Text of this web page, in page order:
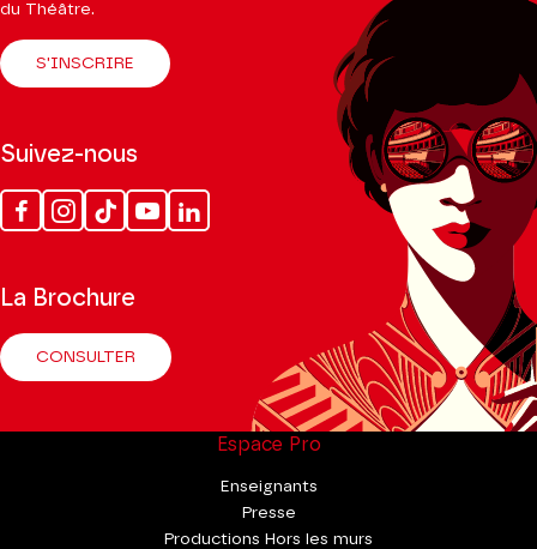
du Théâtre.
S'INSCRIRE
Suivez-nous
FacebookInstagram
Tik
Tok
YoutubeLinkedin
La Brochure
CONSULTER
Espace Pro
Enseignants
Presse
Productions Hors les murs